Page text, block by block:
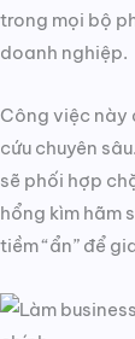
trong mọi bộ
doanh nghiệp.
Công việc này
cứu chuyên
sẽ phối hợp
hổng kìm hãm
tiềm “ẩn” để